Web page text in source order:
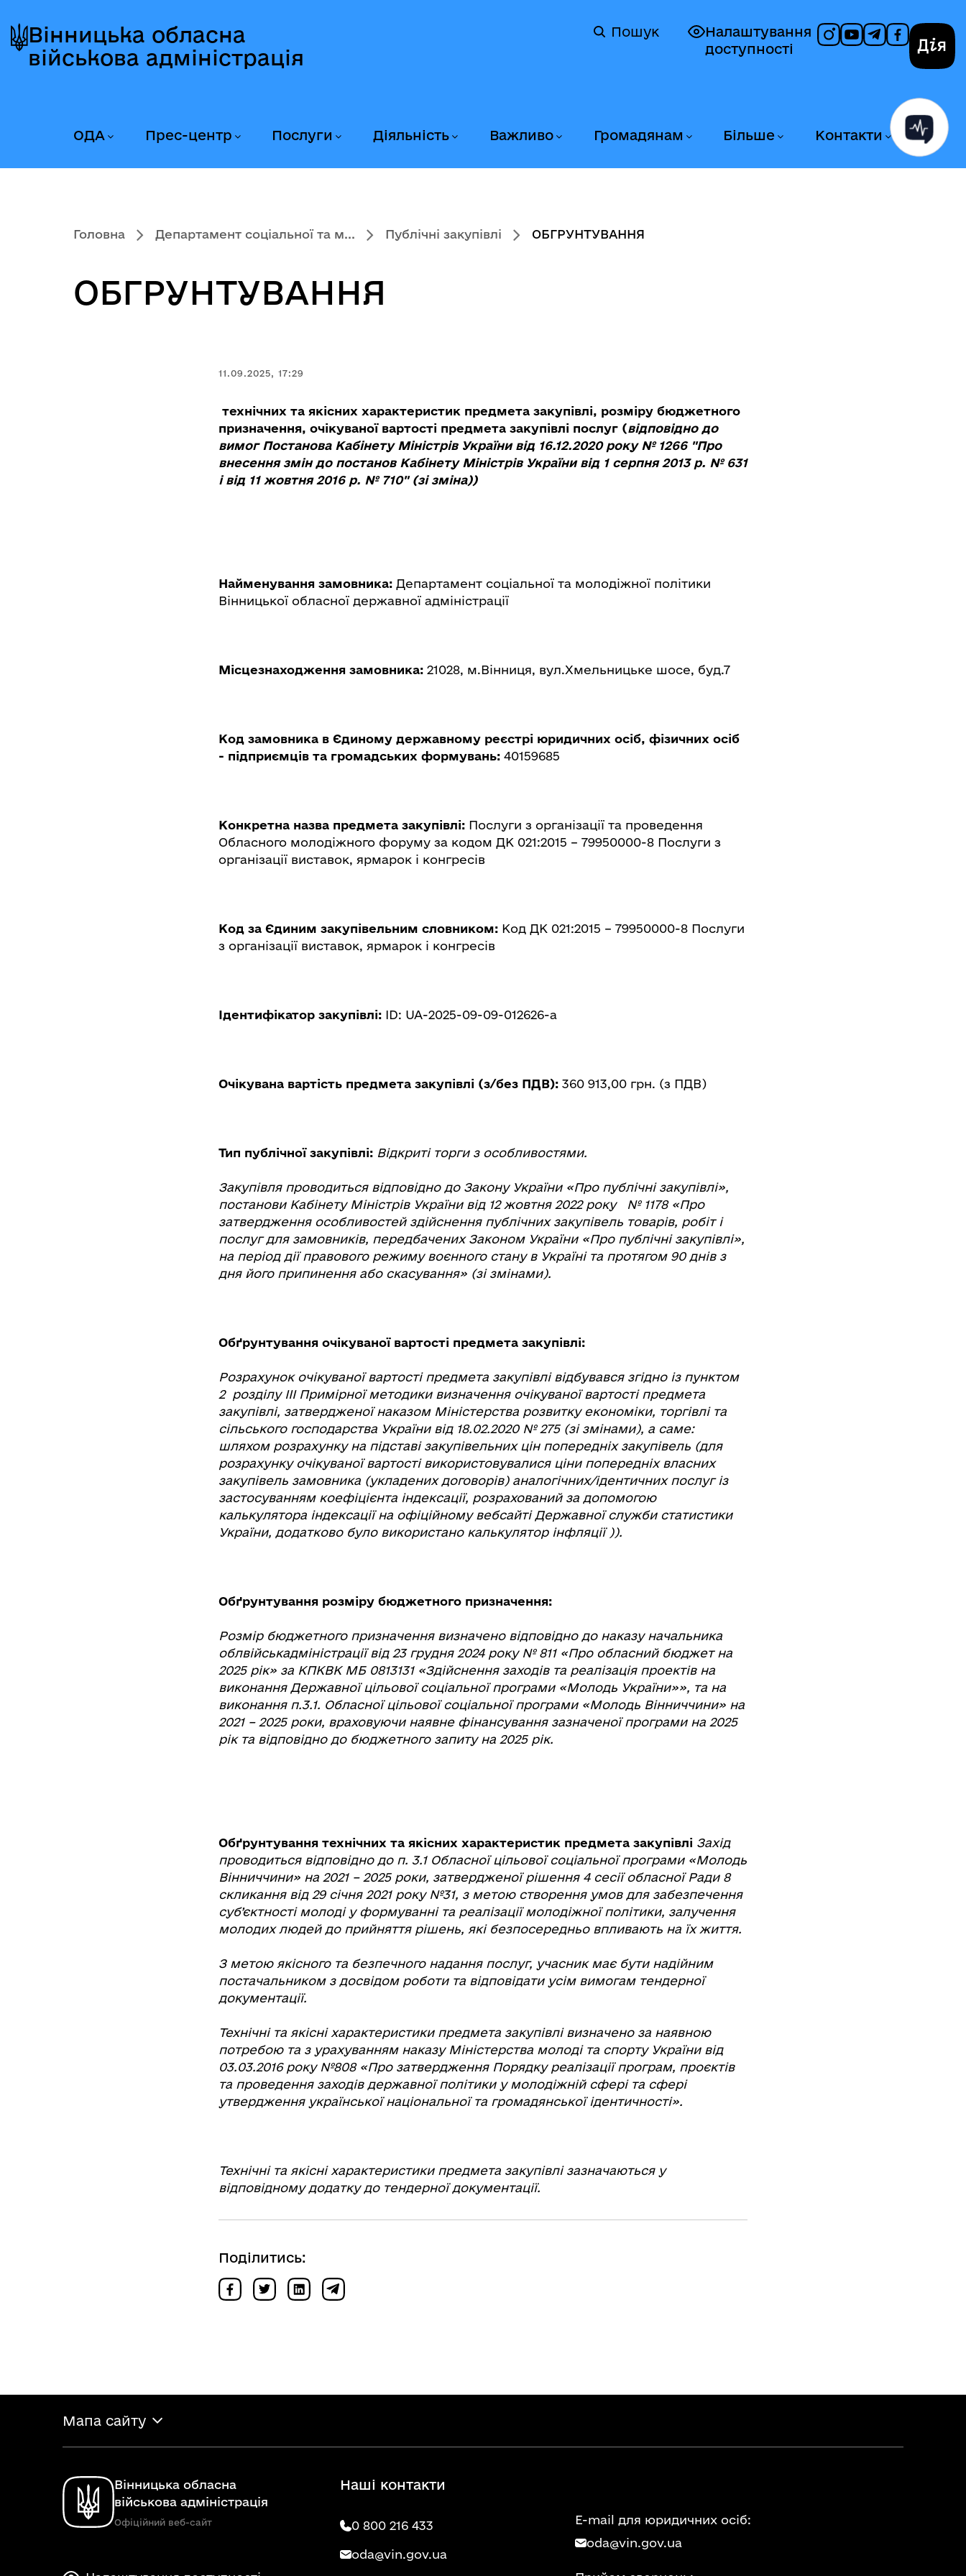
до
головного
до
головного
вмісту
до
головного
колонтитула
Вінницька обласна
військова адміністрація
Налаштування
доступності
Пошук
ОДА Прес-центр Послуги Діяльність Важливо Громадянам Більше Контакти
Головна Департамент соціальної та м... Публічні закупівлі ОБГРУНТУВАННЯ
ОБГРУНТУВАННЯ
11.09.2025, 17:29
технічних та якісних характеристик предмета закупівлі, розміру бюджетного
призначення, очікуваної вартості предмета закупівлі послуг (відповідно до
вимог Постанова Кабінету Міністрів України від 16.12.2020 року № 1266 "Про
внесення змін до постанов Кабінету Міністрів України від 1 серпня 2013 р. № 631
і від 11 жовтня 2016 р. № 710" (зі зміна))
Найменування замовника: Департамент соціальної та молодіжної політики
Вінницької обласної державної адміністрації
Місцезнаходження замовника: 21028, м.Вінниця, вул.Хмельницьке шосе, буд.7
Код замовника в Єдиному державному реєстрі юридичних осіб, фізичних осіб
- підприємців та громадських формувань: 40159685
Конкретна назва предмета закупівлі: Послуги з організації та проведення
Обласного молодіжного форуму за кодом ДК 021:2015 – 79950000-8 Послуги з
організації виставок, ярмарок і конгресів
Код за Єдиним закупівельним словником: Код ДК 021:2015 – 79950000-8 Послуги
з організації виставок, ярмарок і конгресів
Ідентифікатор закупівлі: ID: UA-2025-09-09-012626-a
Очікувана вартість предмета закупівлі (з/без ПДВ): 360 913,00 грн. (з ПДВ)
Тип публічної закупівлі: Відкриті торги з особливостями.
Закупівля проводиться відповідно до Закону України «Про публічні закупівлі»,
постанови Кабінету Міністрів України від 12 жовтня 2022 року № 1178 «Про
затвердження особливостей здійснення публічних закупівель товарів, робіт і
послуг для замовників, передбачених Законом України «Про публічні закупівлі»,
на період дії правового режиму воєнного стану в Україні та протягом 90 днів з
дня його припинення або скасування» (зі змінами).
Обґрунтування очікуваної вартості предмета закупівлі:
Розрахунок очікуваної вартості предмета закупівлі відбувався згідно із пунктом
2 розділу ІІІ Примірної методики визначення очікуваної вартості предмета
закупівлі, затвердженої наказом Міністерства розвитку економіки, торгівлі та
сільського господарства України від 18.02.2020 № 275 (зі змінами), а саме:
шляхом розрахунку на підставі закупівельних цін попередніх закупівель (для
розрахунку очікуваної вартості використовувалися ціни попередніх власних
закупівель замовника (укладених договорів) аналогічних/ідентичних послуг із
застосуванням коефіцієнта індексації, розрахований за допомогою
калькулятора індексації на офіційному вебсайті Державної служби статистики
України, додатково було використано калькулятор інфляції )).
Обґрунтування розміру бюджетного призначення:
Розмір бюджетного призначення визначено відповідно до наказу начальника
облвійськадміністрації від 23 грудня 2024 року № 811 «Про обласний бюджет на
2025 рік» за КПКВК МБ 0813131 «Здійснення заходів та реалізація проектів на
виконання Державної цільової соціальної програми «Молодь України»», та на
виконання п.3.1. Обласної цільової соціальної програми «Молодь Вінниччини» на
2021 – 2025 роки, враховуючи наявне фінансування зазначеної програми на 2025
рік та відповідно до бюджетного запиту на 2025 рік.
Обґрунтування технічних та якісних характеристик предмета закупівлі Захід
проводиться відповідно до п. 3.1 Обласної цільової соціальної програми «Молодь
Вінниччини» на 2021 – 2025 роки, затвердженої рішення 4 сесії обласної Ради 8
скликання від 29 січня 2021 року №31, з метою створення умов для забезпечення
суб’єктності молоді у формуванні та реалізації молодіжної політики, залучення
молодих людей до прийняття рішень, які безпосередньо впливають на їх життя.
З метою якісного та безпечного надання послуг, учасник має бути надійним
постачальником з досвідом роботи та відповідати усім вимогам тендерної
документації.
Технічні та якісні характеристики предмета закупівлі визначено за наявною
потребою та з урахуванням наказу Міністерства молоді та спорту України від
03.03.2016 року №808 «Про затвердження Порядку реалізації програм, проєктів
та проведення заходів державної політики у молодіжній сфері та сфері
утвердження української національної та громадянської ідентичності».
Технічні та якісні характеристики предмета закупівлі зазначаються у
відповідному додатку до тендерної документації.
Поділитись:
Мапа сайту
Вінницька обласна
військова адміністрація
Офіційний веб-сайт
Наші контакти
0 800 216 433
oda@vin.gov.ua
E-mail для юридичних осіб:
oda@vin.gov.ua